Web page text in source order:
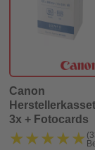
Canon
3x + Fotocards
★★★★★
★★★★★